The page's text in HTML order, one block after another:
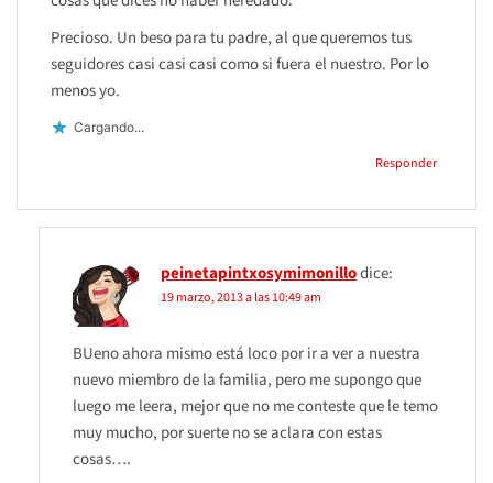
Precioso. Un beso para tu padre, al que queremos tus
seguidores casi casi casi como si fuera el nuestro. Por lo
menos yo.
Cargando...
Responder
peinetapintxosymimonillodice:
19 marzo, 2013 a las 10:49 am
BUeno ahora mismo está loco por ir a ver a nuestra
nuevo miembro de la familia, pero me supongo que
luego me leera, mejor que no me conteste que le temo
muy mucho, por suerte no se aclara con estas
cosas….